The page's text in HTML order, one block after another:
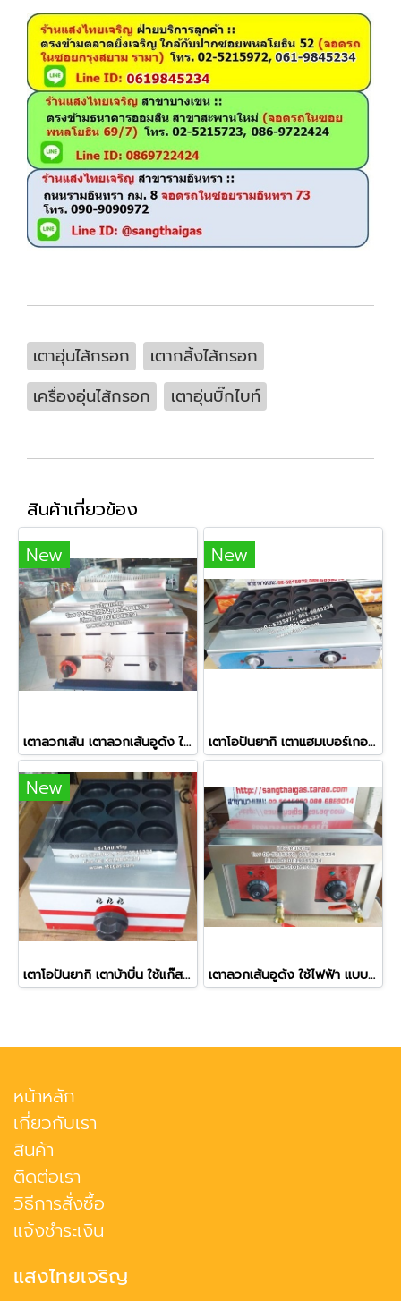
เตาอุ่นไส้กรอก
เตากลิ้งไส้กรอก
เครื่องอุ่นไส้กรอก
เตาอุ่นบิ๊กไบท์
สินค้าเกี่ยวข้อง
New
เตาลวกเส้น เตาลวกเส้นอูด้ง ใช้แก๊ส 6 ช่องลวก
New
เตาโอปันยากิ เตาแฮมเบอร์เกอร์ เตาบ้าบิ่น ระบบไฟฟ้า ขนาด 18 หลุม
New
เตาโอปันยากิ เตาบ้าบิ่น ใช้แก๊ส ขนาด 9 หลุม เตาลวกเส้นอูด้ง ใช้ไฟฟ้า แบบตั้งโต๊ะ ขนาด 4 ช่องลวก
หน้าหลัก
เกี่ยวกับเรา
สินค้า
ติดต่อเรา
วิธีการสั่งซื้อ
แจ้งชำระเงิน
แสงไทยเจริญ